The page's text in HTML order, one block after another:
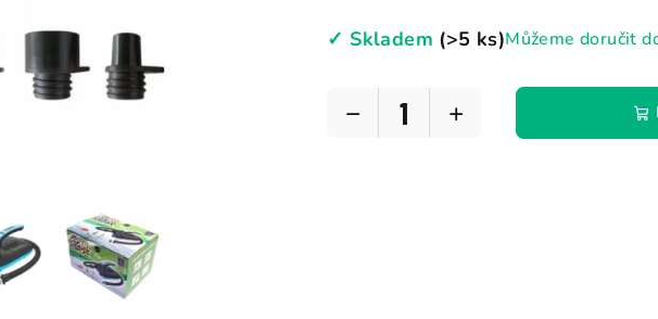
cena:
✓ Skladem (>5 ks)Můžeme doručit
+
−